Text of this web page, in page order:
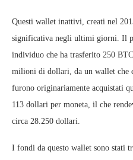
Questi wallet inattivi, creati nel
significativa negli ultimi giorni. Il
individuo che ha trasferito 250
milioni di dollari, da un wallet che
furono originariamente acquistati
113 dollari per moneta, il che
circa 28.250 dollari.
I fondi da questo wallet sono stati